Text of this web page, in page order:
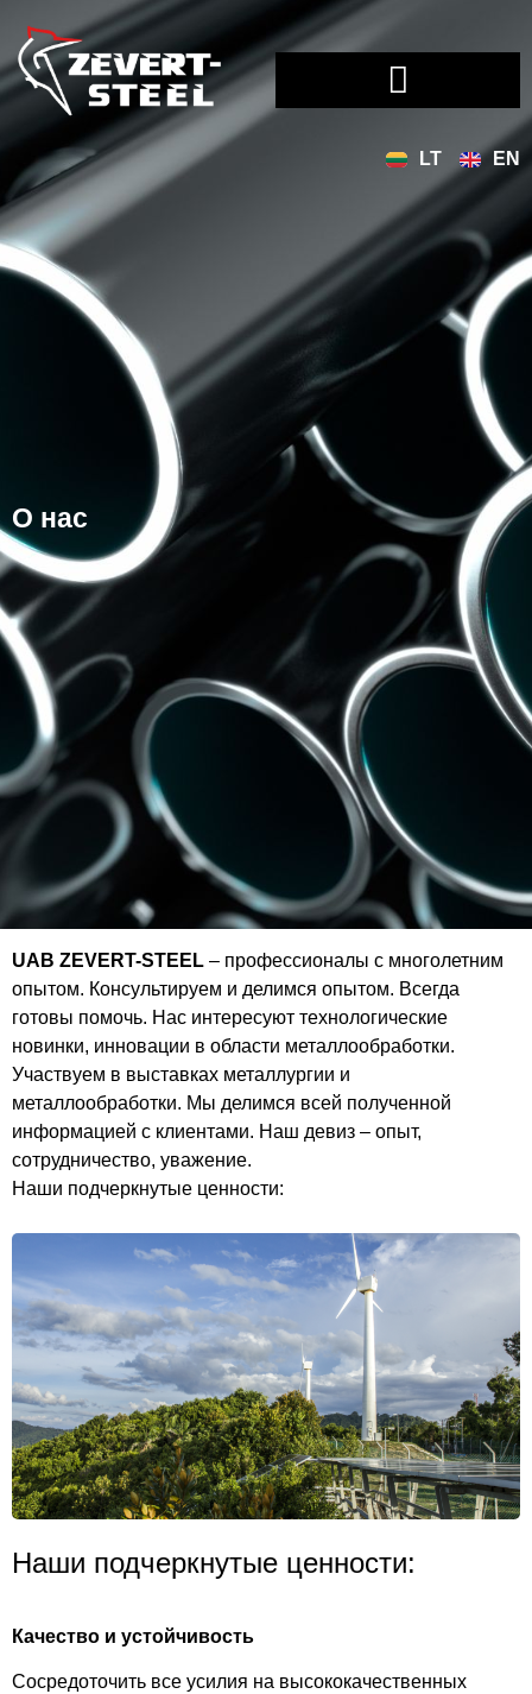
LT EN
О нас
UAB ZEVERT-STEEL – профессионалы с многолетним
опытом. Консультируем и делимся опытом. Всегда
готовы помочь. Нас интересуют технологические
новинки, инновации в области металлообработки.
Участвуем в выставках металлургии и
металлообработки. Мы делимся всей полученной
информацией с клиентами. Наш девиз – опыт,
сотрудничество, уважение.
Наши подчеркнутые ценности:
Наши подчеркнутые ценности:
Качество и устойчивость
Сосредоточить все усилия на высококачественных